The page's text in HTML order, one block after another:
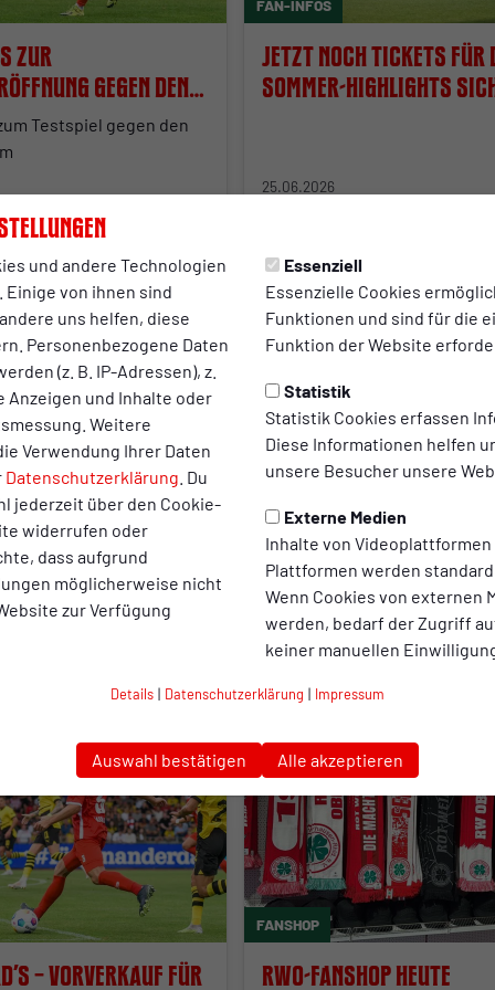
und andere Technologien
von ihnen sind
uns helfen, diese
Personenbezogene Daten
(z. B. IP-Adressen), z.
Anzeigen und Inhalte oder
Weitere
Verwendung Ihrer Daten
Datenschutzerklärung . Du
jederzeit über den Cookie-
widerrufen oder
dass aufgrund
möglicherweise nicht
zur Verfügung
Essenziell
Essenzielle Cookies
Funktionen und sind für die
Funktion der Website
Statistik
Statistik Cookies erfassen
Diese Informationen helfen
unsere Besucher unsere
Externe Medien
Inhalte von Videoplattformen
Plattformen werden
Wenn Cookies von externen
werden, bedarf der Zugriff
keiner manuellen
Details | Datenschutzerklärung | Impressum
Auswahl bestätigen Alle akzeptieren
zur
gegen den
Testspiel gegen den
FAN-INFOS
Jetzt noch Tickets für
Sommer-Highlights
25.06.2026
im
wird neben einigen
auch die räumliche
des Kleeblattshops nicht
FANSHOP
die zweite Runde
Der Abverkauf geht nach
großen Zuspruch in die
Runde.
– Vorverkauf für
FANSHOP
RWO-Fanshop heute